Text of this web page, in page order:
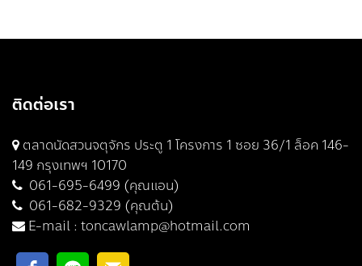
ติดต่อเรา
ตลาดนัดสวนจตุจักร ประตู 1 โครงการ 1 ซอย 36/1 ล็อค 146-
149 กรุงเทพฯ 10170
061-695-6499 (คุณแอน)
061-682-9329 (คุณต้น)
E-mail : toncawlamp@hotmail.com